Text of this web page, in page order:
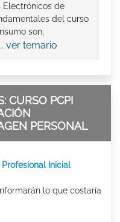
Electrónicos de
del curso
son,
ver temario
CURSO PCPI
PERSONAL
Inicial
lo que costaría